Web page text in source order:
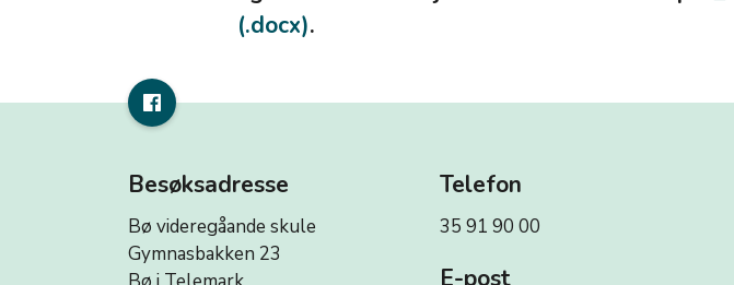
.
Besøksadresse
Bø videregåande skule
Gymnasbakken 23
Telefon
35 91 90 00
E-post